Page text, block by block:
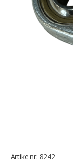
Artikelnr: 8242